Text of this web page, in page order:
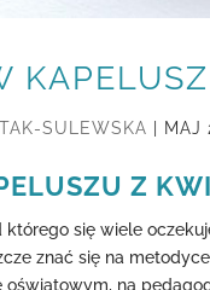
SULEWSKA MAJ
Z
którego się wiele
znać się na
na